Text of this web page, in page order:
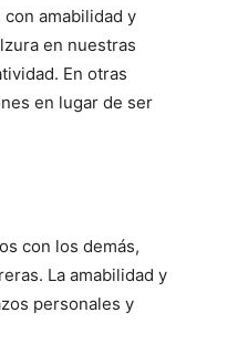
amabilidad y
en nuestras
En otras
en lugar de ser
con los demás,
La amabilidad y
personales y